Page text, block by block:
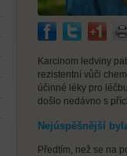
Karcinom ledviny
rezistentní vůči
účinné léky pro
došlo nedávno s
Nejúspěšnější
Předtím, než se na